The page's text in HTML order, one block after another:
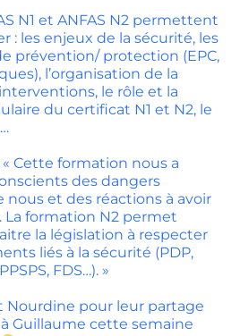
N1 et ANFAS N2 permettent
: les enjeux de la sécurité, les
prévention/ protection (EPC,
l’organisation de la
le rôle et la
du certificat N1 et N2, le
Cette formation nous a
des dangers
et des réactions à avoir
La formation N2 permet
la législation à respecter
liés à la sécurité (PDP,
FDS…). »
Nourdine pour leur partage
Guillaume cette semaine